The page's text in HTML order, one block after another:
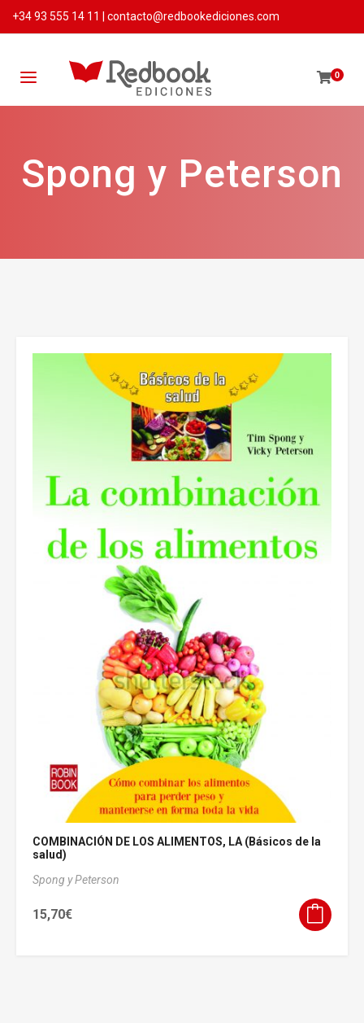
+34 93 555 14 11 contacto@redbookediciones.com
0
Spong y Peterson
COMBINACIÓN DE LOS ALIMENTOS, LA (Básicos de la
salud)
Spong y Peterson
15,70€